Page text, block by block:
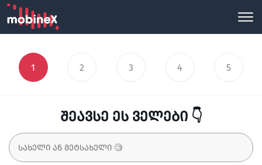
1 2 3 4 5
შეავსე ეს ველები 👇